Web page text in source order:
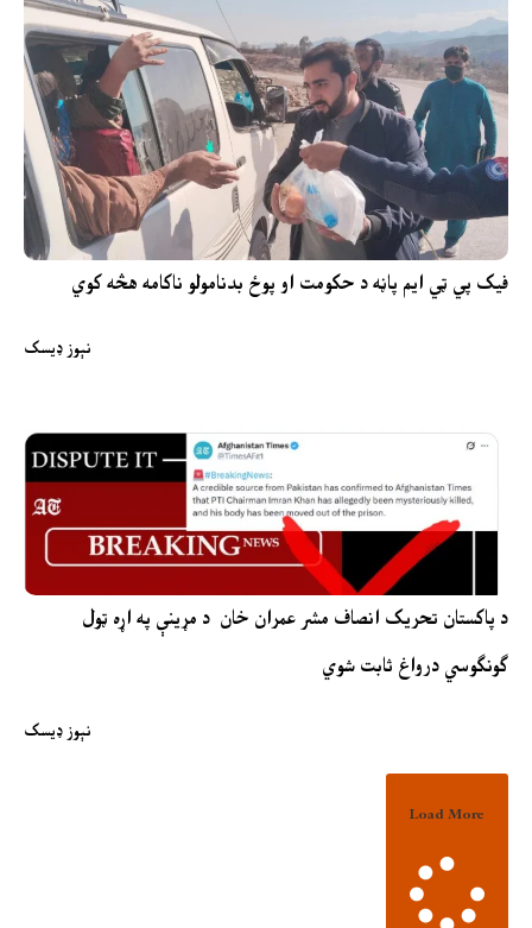
فیک پي ټي ایم پاڼه د حکومت او پوځ بدنامولو ناکامه هڅه کوي
نېوز ډیسک
د پاکستان تحریک انصاف مشر عمران خان د مړینې په اړه ټول
ګونګوسي درواغ ثابت شوي
نېوز ډیسک
Load More